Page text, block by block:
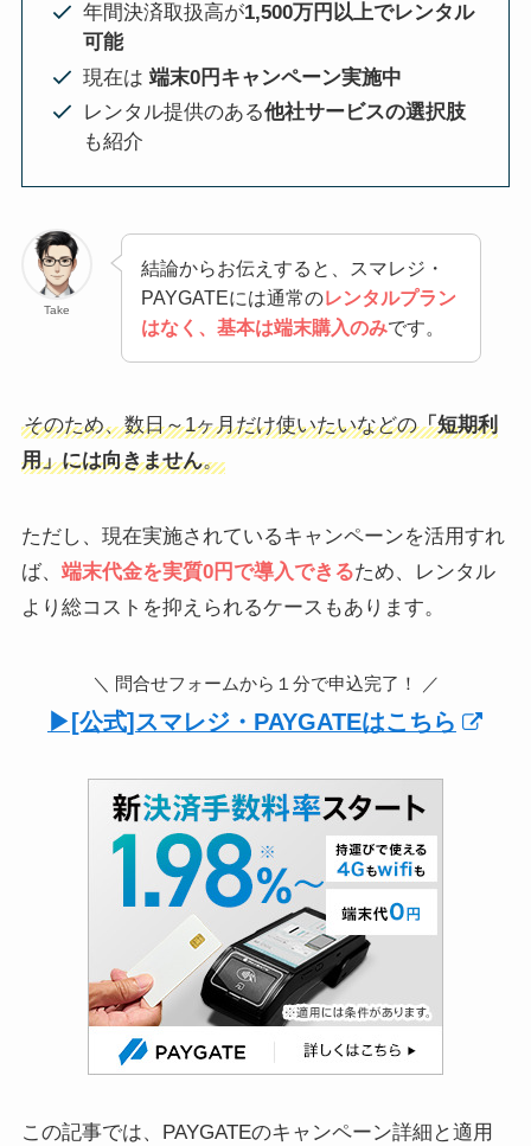
年間決済取扱高が1,500万円以上でレンタル
可能
現在は 端末0円キャンペーン実施中
レンタル提供のある他社サービスの選択肢
も紹介
Take
結論からお伝えすると、スマレジ・
PAYGATEには通常のレンタルプラン
はなく、基本は端末購入のみです。
そのため、数日～1ヶ月だけ使いたいなどの「短期利
用」には向きません。
ただし、現在実施されているキャンペーンを活用すれ
ば、 端末代金を実質0円で導入できるため、レンタル
より総コストを抑えられるケースもあります。
＼ 問合せフォームから１分で申込完了！ ／
▶︎[公式]スマレジ・PAYGATEはこちら
この記事では、PAYGATEのキャンペーン詳細と適用